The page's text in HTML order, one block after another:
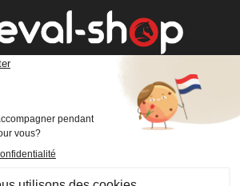
44800 Saint-Herblain